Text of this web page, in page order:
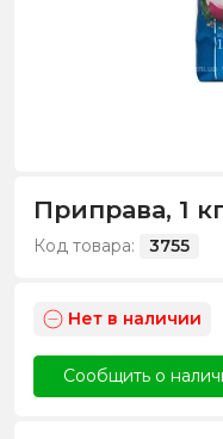
Приправа, 1
Код товара: 3755
Нет в наличии
Сообщить о